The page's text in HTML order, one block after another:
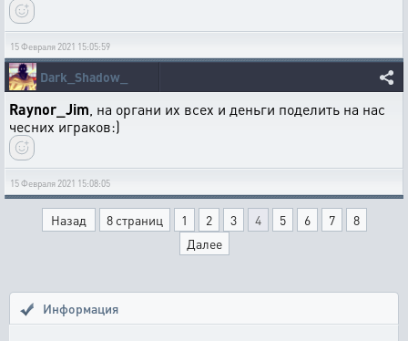
15 Февраля 2021 15:05:59
Dark_Shadow_
Raynor_Jim , на органи их всех и деньги поделить на нас
чесних играков:)
15 Февраля 2021 15:08:05
Назад 8 страниц 1 2 3 4 5 6 7
8
Далее
Информация